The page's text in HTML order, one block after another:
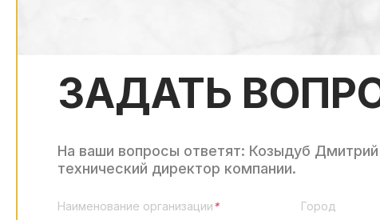
ЗАДАТЬ
На ваши вопросы ответят: Козыдуб
технический директор компании.
Наименование организации* Город